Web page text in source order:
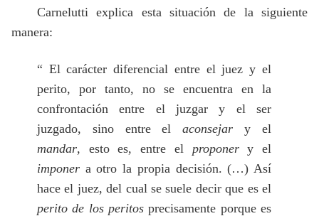
Carnelutti explica esta situación de la siguiente
manera:
“ El carácter diferencial entre el juez y el
perito, por tanto, no se encuentra en la
confrontación entre el juzgar y el ser
juzgado, sino entre elaconsejar y el
mandar, esto es, entre el proponery el
imponera otro la propia decisión. (…) Así
hace el juez, del cual se suele decir que es el
perito de los peritosprecisamente porque es